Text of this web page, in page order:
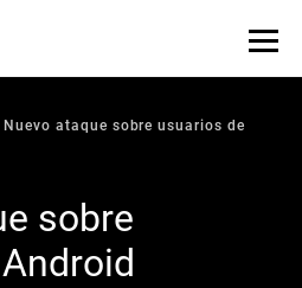
Nuevo ataque sobre usuarios de
sobre